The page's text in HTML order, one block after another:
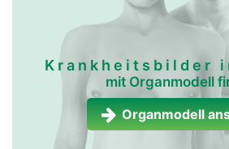
Krankheitsbilder
mit Organmodell
Organmodell